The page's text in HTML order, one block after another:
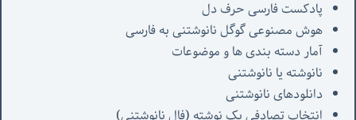
پادکست فارسی حرف دل
هوش مصنوعی گوگل نانوشتنی به فارسی
آمار دسته بندی ها و موضوعات
نانوشته یا نانوشتنی
دانلودهای نانوشتنی